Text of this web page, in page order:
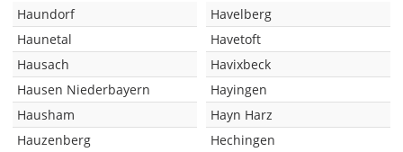
Haundorf
Haunetal
Hausach
Hausen Niederbayern
Hausham
Hauzenberg
Havelberg
Havetoft
Havixbeck
Hayingen
Hayn Harz
Hechingen